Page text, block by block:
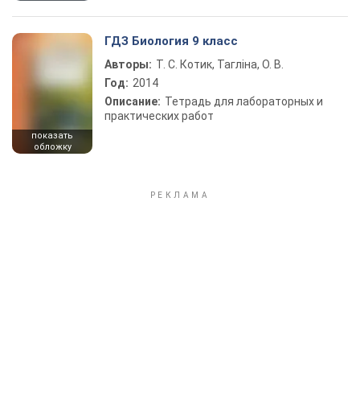
показать
обложку
ГДЗ Биология 9 класс
Авторы: Т. С. Котик, Тагліна, О. В.
Год: 2014
Описание: Тетрадь для лабораторных и
практических работ